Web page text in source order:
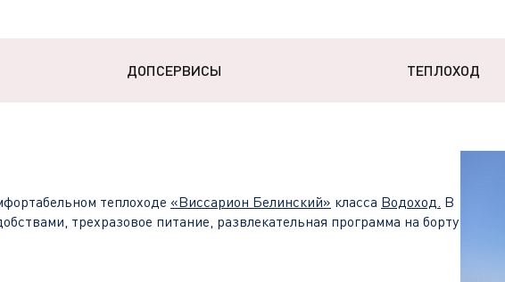
ДОПСЕРВИСЫ ТЕПЛОХОД
теплоходе «Виссарион Белинский» класса Водоход. В
трехразовое питание, развлекательная программа на борту